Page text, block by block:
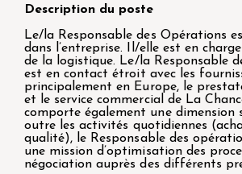
Description du poste
Le/la Responsable des Opérations
dans l’entreprise. Il/elle est en
de la logistique. Le/la Responsable
est en contact étroit avec les
principalement en Europe, le
et le service commercial de La
comporte également une dimension
outre les activités quotidiennes
qualité), le Responsable des
une mission d’optimisation des
négociation auprès des différents